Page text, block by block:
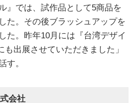
』では、試作品として5商品を
た。その後ブラッシュアップを
た。昨年10月には『台湾デザイ
も出展させていただきました」
す。
会社